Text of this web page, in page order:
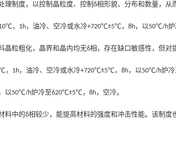
理制度，以控制晶粒度、控制 δ相形貌、分布和数量，从
， 1h，油冷、空冷或水冷+720℃±5℃， 8h，以50℃/h
晶粒粗化，晶界和晶内均无δ相，存在缺口敏感性，但对
， 1h，油冷、空冷或水冷+720℃±5℃， 8h，以50℃/h炉冷
以50℃/h炉冷至620℃±5℃， 8h，空冷。
料中的δ相较少，能提高材料的强度和冲击性能。该制度